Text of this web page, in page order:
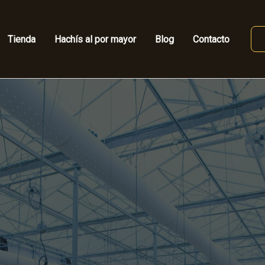
Tienda Hachís al por mayor Blog Contacto